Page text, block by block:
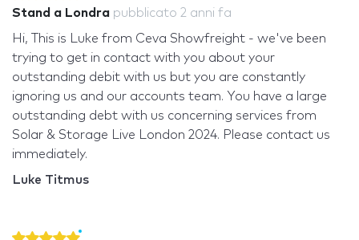
Stand a Londra pubblicato 2 anni fa
Hi, This is Luke from Ceva Showfreight - we've been
trying to get in contact with you about your
outstanding debit with us but you are constantly
ignoring us and our accounts team. You have a large
outstanding debt with us concerning services from
Solar & Storage Live London 2024. Please contact us
immediately.
Luke Titmus